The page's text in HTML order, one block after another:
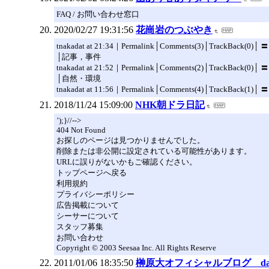
FAQ / お問い合わせ窓口
2020/02/27 19:31:56 花崗岩のつぶやき
tnakadat at 21:34｜Permalink│Comments(3)│TrackBack(0)│
│記事，事件
tnakadat at 21:52｜Permalink│Comments(2)│TrackBack(0)│
│自然・環境
tnakadat at 11:56｜Permalink│Comments(4)│TrackBack(1)│
2018/11/24 15:09:00 NHK朝ドラ日記
’);}//-->
404 Not Found
お探しのページは見つかりませんでした。
削除または非公開に設定されている可能性があります。
URLに誤りがないかもご確認ください。
トップページへ戻る
利用規約
プライバシーポリシー
広告掲載について
シーサーについて
スタッフ募集
お問い合わせ
Copyright © 2003 Seesaa Inc. All Rights Reserve
2011/01/06 18:35:50 榊原大オフィシャルブログ